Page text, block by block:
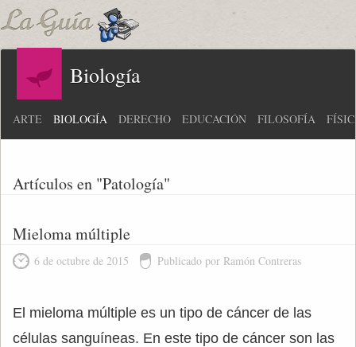
Biología
ARTE BIOLOGÍA DERECHO EDUCACIÓN FILOSOFÍA
Artículos en "Patología"
Mieloma múltiple
6 de octubre de 2015 Publicado por Ramón Contreras
El mieloma múltiple es un tipo de cáncer de las
células sanguíneas. En este tipo de cáncer son las